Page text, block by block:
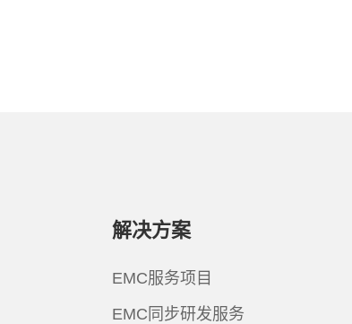
解决方案
EMC服务项目
EMC同步研发服务